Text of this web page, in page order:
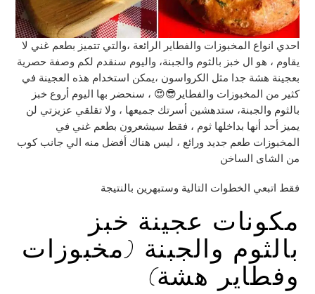
احدي انواع المخبوزات والفطاير الرائعة ،والتي تتميز بطعم غني لا
يقاوم ، هو ال خبز بالثوم والجبنة، واليوم سنقدم لكم وصفة حصرية
بعجينة هشة جدا مثل الكرواسون ،يمكن استخدام هذه العجينة في
كثير من المخبوزات والفطاير😎😍 ، سنحضر بها اليوم أروع خبز
بالثوم والجبنة، ستدهشين أسرتك جميعها ، ولا تقلقي عزيزتي لن
يميز أحد أنها بداخلها ثوم ، فقط سيشعرون بطعم غني في
المخبوزات طعم جديد ورائع ، ليس هناك أفضل منه الي جانب كوب
من الشاى الساخن
فقط اتبعي الخطوات التالية وستبهرين بالنتيجة
مكونات عجينة خبز
بالثوم والجبنة (مخبوزات
وفطاير هشة)